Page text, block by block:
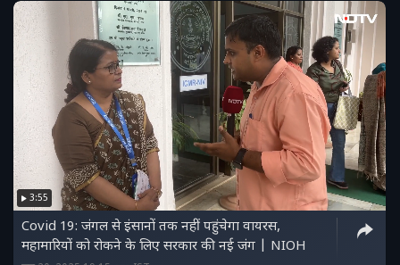
3:55
Covid 19: जंगल से इंसानों तक नहीं पहुंचेगा वायरस,
महामारियों को रोकने के लिए सरकार की नई जंग | NIOH